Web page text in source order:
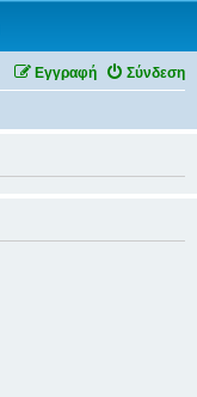
Σύνδεση
Εγγραφή